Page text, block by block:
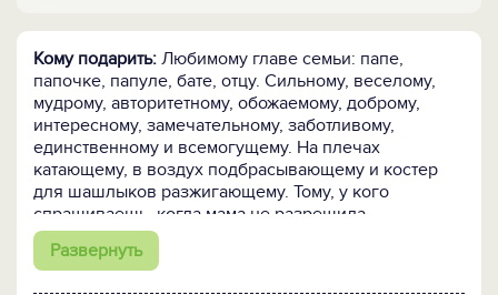
Кому подарить: Любимому главе семьи: папе,
папочке, папуле, бате, отцу. Сильному, веселому,
мудрому, авторитетному, обожаемому, доброму,
интересному, замечательному, заботливому,
единственному и всемогущему. На плечах
катающему, в воздух подбрасывающему и костер
для шашлыков разжигающему. Тому, у кого
спрашиваешь, когда мама не разрешила.
Для чего:Чтобы порадовать и выразить сердечную
Развернуть